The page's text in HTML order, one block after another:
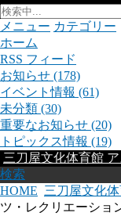
メニュー カテゴリー
ホーム
RSS フィード
お知らせ (178)
イベント情報 (61)
未分類 (30)
重要なお知らせ (20)
トピックス情報 (19)
三刀屋文化体育館
検索
HOME 三刀屋文化
ツ・レクリエーショ